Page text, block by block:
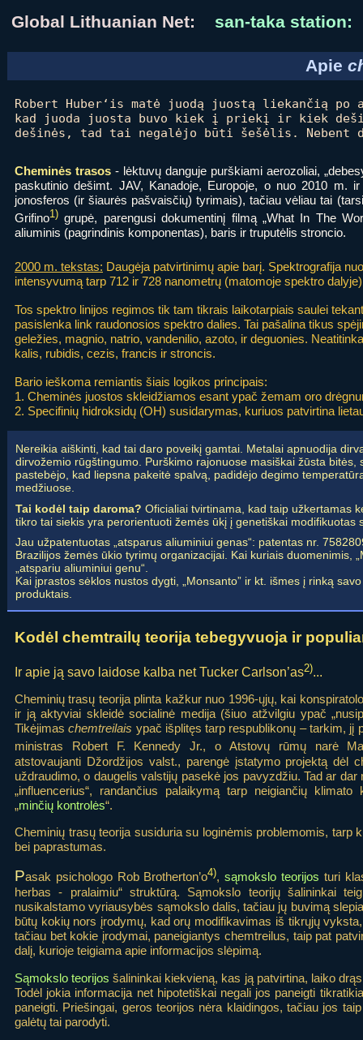
Global Lithuanian Net: san-taka station:
Apie
Robert Huber‘is matė juodą juostą liekančią
kad juoda juosta buvo kiek į priekį ir kiek
dešinės, tad tai negalėjo būti šešėlis. Nebent
Cheminės trasos - lėktuvų danguje purškiami aerozoliai,
paskutinio dešimt. JAV, Kanadoje, Europoje, o nuo 2010 m.
jonosferos (ir šiaurės pašvaisčių) tyrimais), tačiau vėliau tai
Grifino1) grupė, parengusi dokumentinį filmą „What In The
aliuminis (pagrindinis komponentas), baris ir truputėlis stroncio.
2000 m. tekstas: Daugėja patvirtinimų apie barį. Spektrografija
intensyvumą tarp 712 ir 728 nanometrų (matomoje spektro
Tos spektro linijos regimos tik tam tikrais laikotarpiais saulei
pasislenka link raudonosios spektro dalies. Tai pašalina tikus
geležies, magnio, natrio, vandenilio, azoto, ir deguonies.
kalis, rubidis, cezis, francis ir stroncis.
Bario ieškoma remiantis šiais logikos principais:
1. Cheminės juostos skleidžiamos esant ypač žemam oro
2. Specifinių hidroksidų (OH) susidarymas, kuriuos patvirtina
Nereikia aiškinti, kad tai daro poveikį gamtai. Metalai apnuodija
dirvožemio rūgštingumo. Purškimo rajonuose masiškai žūsta
pastebėjo, kad liepsna pakeitė spalvą, padidėjo degimo
medžiuose.
Tai kodėl taip daroma? Oficialiai tvirtinama, kad taip užkertamas
tikro tai siekis yra perorientuoti žemės ūkį į genetiškai
Jau užpatentuotas „atsparus aliuminiui genas“: patentas nr.
Brazilijos žemės ūkio tyrimų organizacijai. Kai kuriais duomenimis,
„atspariu aliuminiui genu“.
Kai įprastos sėklos nustos dygti, „Monsanto” ir kt. išmes į rinką
produktais.
Kodėl chemtrailų teorija tebegyvuoja ir
Ir apie ją savo laidose kalba net Tucker Carlson’as2)...
Cheminių trasų teorija plinta kažkur nuo 1996-ųjų, kai
ir ją aktyviai skleidė socialinė medija (šiuo atžvilgiu ypač
Tikėjimaschemtreilais ypač išplitęs tarp respublikonų – tarkim, jį
ministras
Robert F. Kennedy Jr., o Atstovų rūmų narė
atstovaujanti Džordžijos valst., parengė įstatymo projektą dėl
uždraudimo, o daugelis valstijų pasekė jos pavyzdžiu. Tad ar dar
„influencerius“, randančius palaikymą tarp neigiančių klimato
„minčių kontrolės“.
Cheminių trasų teorija susiduria su loginėmis problemomis, tarp
bei paprastumas.
Pasak psichologo Rob Brotherton’o4),sąmokslo teorijos turi
herbas - pralaimiu“ struktūrą. Sąmokslo teorijų šalininkai
nusikalstamo vyriausybės sąmokslo dalis, tačiau jų buvimą
būtų kokių nors įrodymų, kad orų modifikavimas iš tikrųjų
tačiau bet kokie įrodymai, paneigiantys chemtreilus, taip pat
dalį, kurioje teigiama apie informacijos slėpimą.
Sąmokslo teorijos šalininkai kiekvieną, kas ją patvirtina, laiko
Todėl jokia informacija net hipotetiškai negali jos paneigti
paneigti. Priešingai, geros teorijos nėra klaidingos, tačiau jos
galėtų tai parodyti.